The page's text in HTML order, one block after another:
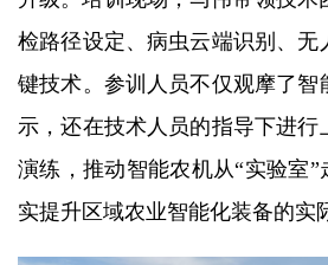
检路径设定、病虫云端识别、无
键技术。参训人员不仅观摩了智
示，还在技术人员的指导下进行
演练，推动智能农机从“实验室”
实提升区域农业智能化装备的实